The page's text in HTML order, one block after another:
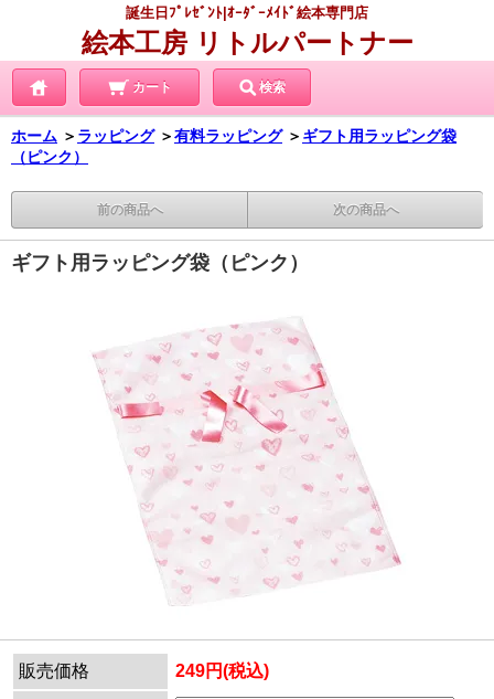
誕生日ﾌﾟﾚｾﾞﾝﾄ|ｵｰﾀﾞｰﾒｲﾄﾞ絵本専門店
絵本工房 リトルパートナー
カート 検索
ホーム ＞ ラッピング ＞有料ラッピング ＞ ギフト用ラッピング袋
（ピンク）
前の商品へ 次の商品へ
ギフト用ラッピング袋（ピンク）
販売価格 249円(税込)